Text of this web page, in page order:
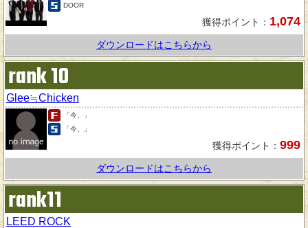
DOOR
獲得ポイント： 1,074
ダウンロードはこちらから
rank 10
Glee≒Chicken
「今、」
「今、」
獲得ポイント： 999
ダウンロードはこちらから
rank11
LEED ROCK